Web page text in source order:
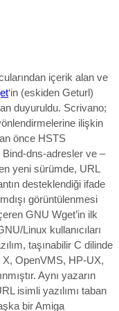
içerik alan ve
‘in (eskiden Geturl)
duyuruldu. Scrivano;
ilişkin
önce HSTS
Bind-dns-adresler ve –
yeni sürümde, URL
desteklendiği ifade
görüntülenmesi
GNU Wget’in ilk
Linux kullanıcıları
taşınabilir C dilinde
OpenVMS, HP-UX,
Aynı yazarın
isimli yazılımı taban
bir Amiga